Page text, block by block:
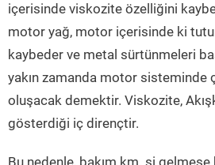
içerisinde viskozite özelliğini
motor yağ, motor içerisinde ki
kaybeder ve metal sürtünmeleri
yakın zamanda motor sisteminde
oluşacak demektir. Viskozite,
gösterdiği iç dirençtir.
Bu nedenle, bakım km. si